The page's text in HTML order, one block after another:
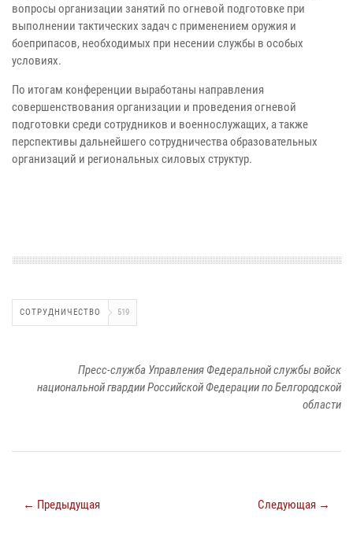
вопросы организации занятий по огневой подготовке при
выполнении тактических задач с применением оружия и
боеприпасов, необходимых при несении службы в особых
условиях.
По итогам конференции выработаны направления
совершенствования организации и проведения огневой
подготовки среди сотрудников и военнослужащих, а также
перспективы дальнейшего сотрудничества образовательных
организаций и региональных силовых структур.
СОТРУДНИЧЕСТВО 519
Пресс-служба Управления Федеральной службы войск
национальной гвардии Российской Федерации по Белгородской
области
← Предыдущая Следующая →